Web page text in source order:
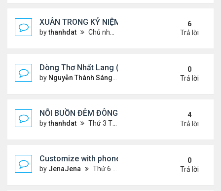
XUÂN TRONG KỶ NIỆM !!!
bythanhdat Chủ nhật Tháng 1 19, 2025 9:05 am
6
Trả lời
Dòng Thơ Nhất Lang (Nguyễn Thành Sáng) - 1
by Nguyễn Thành Sáng Thứ 6 Tháng 1 24, 2025 9:09
0
Trả lời
NỖI BUỒN ĐÊM ĐÔNG !!!
bythanhdat Thứ 3 Tháng 12 24, 2024 9:44 am
4
Trả lời
Customize with phone ringtones
by JenaJena Thứ 6 Tháng 1 03, 2025 1:20 am
0
Trả lời